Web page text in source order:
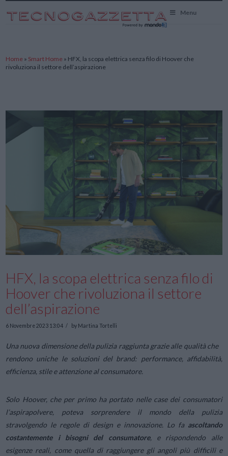
Menu
Home » Smart Home » HFX, la scopa elettrica senza filo di Hoover che
rivoluziona il settore dell’aspirazione
HFX, la scopa elettrica senza filo di
Hoover che rivoluziona il settore
dell’aspirazione
6 Novembre 2023 13:04 by Martina Tortelli
Una nuova dimensione della pulizia raggiunta grazie alle qualità che
rendono uniche le soluzioni del brand: performance, affidabilità,
efficienza, stile e attenzione al consumatore.
Solo Hoover, che per primo ha portato nelle case dei consumatori
l’aspirapolvere, poteva sorprendere il mondo della pulizia
stravolgendo le regole di design e innovazione. Lo fa ascoltando
costantemente i bisogni del consumatore, e rispondendo alle
esigenze reali, come quella di raggiungere gli angoli più difficili e